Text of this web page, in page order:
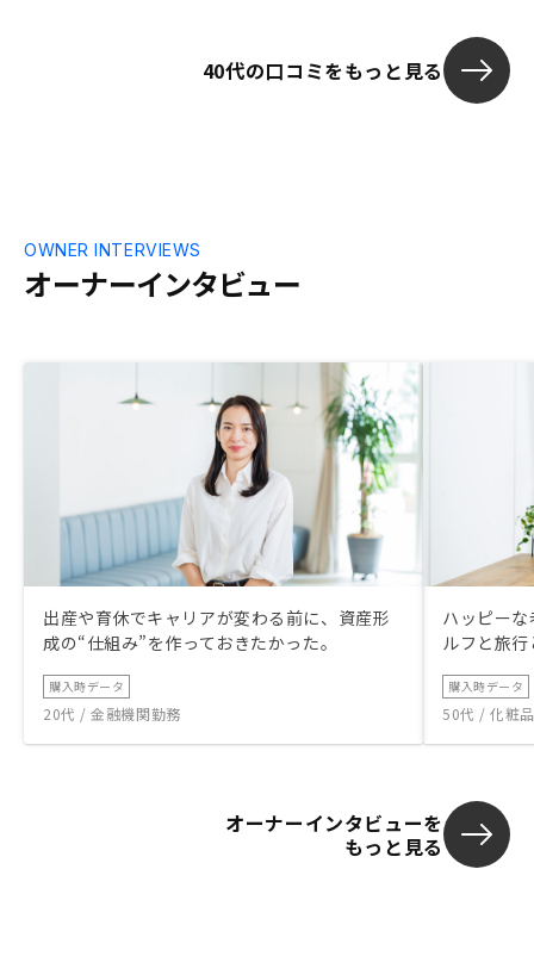
40代の口コミをもっと見る
オーナーインタビュー
OWNER INTERVIEWS
出産や育休でキャリアが変わる前に、資産形
成の“仕組み”を作っておきたかった。
購入時データ
20代 / 金融機関勤務
ハッピー
ルフと旅
購入時データ
50代 / 化粧
オーナーインタビューを
もっと見る